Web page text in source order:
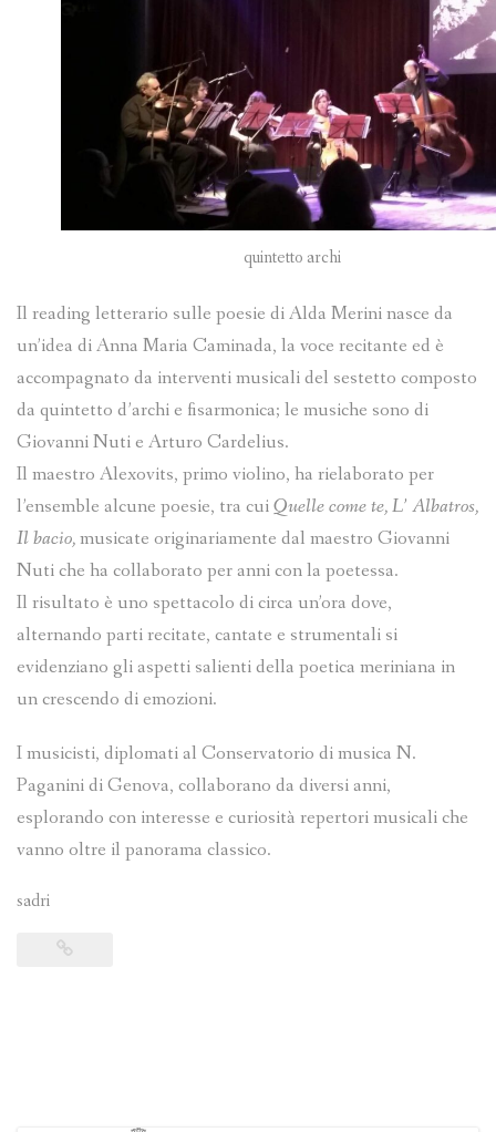
quintetto archi
Il reading letterario sulle poesie di Alda Merini nasce da
un’idea di Anna Maria Caminada, la voce recitante ed è
accompagnato da interventi musicali del sestetto composto
da quintetto d’archi e fisarmonica; le musiche sono di
Giovanni Nuti e Arturo Cardelius.
Il maestro Alexovits, primo violino, ha rielaborato per
l’ensemble alcune poesie, tra cuiQuelle come te, L’ Albatros,
Il bacio,musicate originariamente dal maestro Giovanni
Nuti che ha collaborato per anni con la poetessa.
Il risultato è uno spettacolo di circa un’ora dove,
alternando parti recitate, cantate e strumentali si
evidenziano gli aspetti salienti della poetica meriniana in
un crescendo di emozioni.
I musicisti, diplomati al Conservatorio di musica N.
Paganini di Genova, collaborano da diversi anni,
esplorando con interesse e curiosità repertori musicali che
vanno oltre il panorama classico.
sadri